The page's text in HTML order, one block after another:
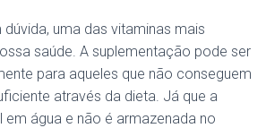
dúvida, uma das vitaminas mais
saúde. A suplementação pode ser
para aqueles que não conseguem
através da dieta. Já que a
em água e não é armazenada no